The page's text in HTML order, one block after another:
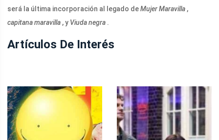
será la última incorporación al legado deMujer Maravilla ,
capitana maravilla , y Viuda negra .
Artículos De Interés